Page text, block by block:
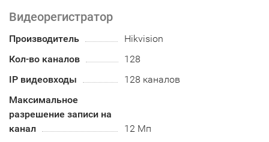
Видеорегистратор
Производитель
Hikvision
Кол-во каналов
128
IP видеовходы
128 каналов
Максимальное
разрешение записи на
канал
12 Мп